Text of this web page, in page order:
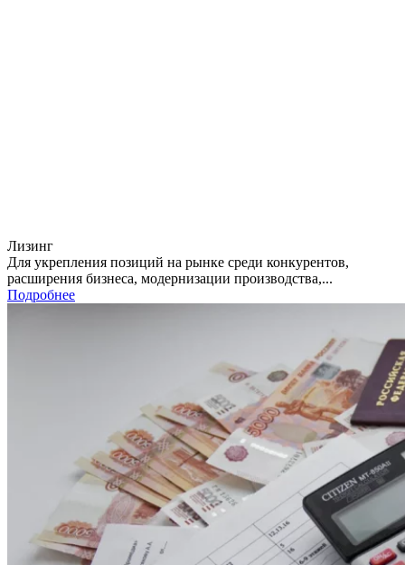
Лизинг
Для укрепления позиций на рынке среди конкурентов,
расширения бизнеса, модернизации производства,...
Подробнее